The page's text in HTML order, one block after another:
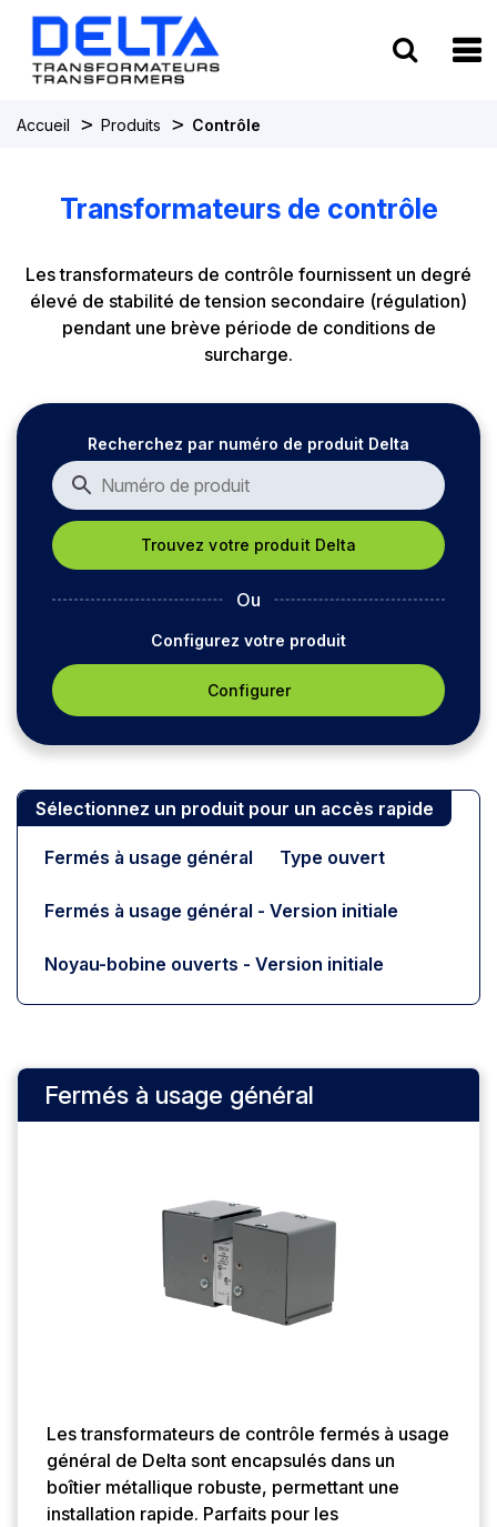
Accueil > Produits > Contrôle
Transformateurs de contrôle
Les transformateurs de contrôle fournissent un degré
élevé de stabilité de tension secondaire (régulation)
pendant une brève période de conditions de
surcharge.
Recherchez par numéro de produit Delta
Ou
Configurez votre produit
Configurer
Sélectionnez un produit pour un accès rapide
Fermés à usage général Type ouvert
Fermés à usage général - Version initiale
Noyau-bobine ouverts - Version initiale
Fermés à usage général
Les transformateurs de contrôle fermés à usage
général de Delta sont encapsulés dans un
boîtier métallique robuste, permettant une
installation rapide. Parfaits pour les